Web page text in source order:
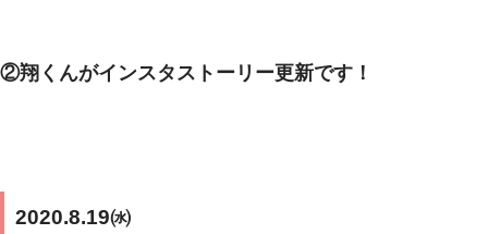
②翔くんがインスタストーリー更新です！
2020.8.19㈬